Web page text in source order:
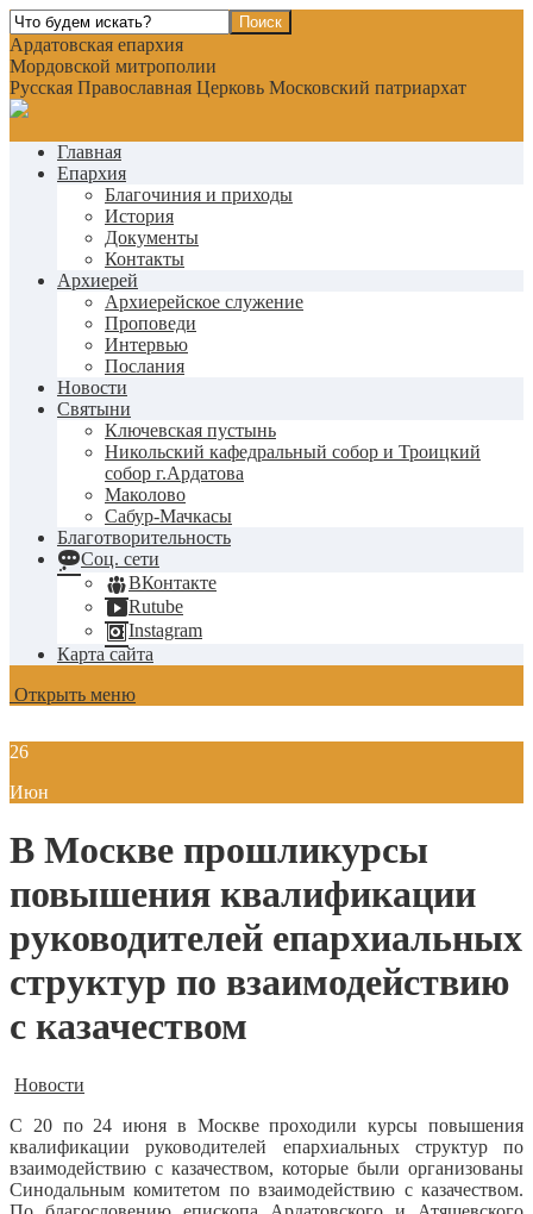
Ардатовская епархия
Мордовской митрополии
Русская Православная Церковь Московский патриархат
Главная
Епархия
Благочиния и приходы
История
Документы
Контакты
Архиерей
Архиерейское служение
Проповеди
Интервью
Послания
Новости
Святыни
Ключевская пустынь
Никольский кафедральный собор и Троицкий
собор г.Ардатова
Маколово
Сабур-Мачкасы
Благотворительность
Соц. сети
ВКонтакте
Rutube
Instagram
Карта сайта
Открыть меню
26
Июн
В Москве прошликурсы
повышения квалификации
руководителей епархиальных
структур по взаимодействию
с казачеством
Новости
С 20 по 24 июня в Москве проходили курсы повышения
квалификации руководителей епархиальных структур по
взаимодействию с казачеством, которые были организованы
Синодальным комитетом по взаимодействию с казачеством.